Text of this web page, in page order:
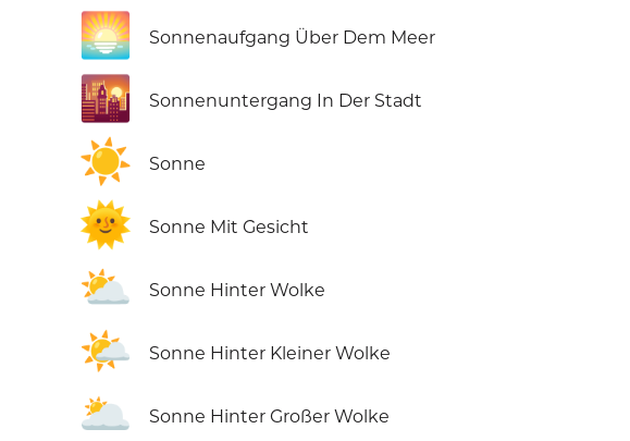
🌅 Sonnenaufgang Über Dem Meer
🌇 Sonnenuntergang In Der Stadt
☀️ Sonne
🌞 Sonne Mit Gesicht
⛅ Sonne Hinter Wolke
🌤️ Sonne Hinter Kleiner Wolke
🌥️ Sonne Hinter Großer Wolke